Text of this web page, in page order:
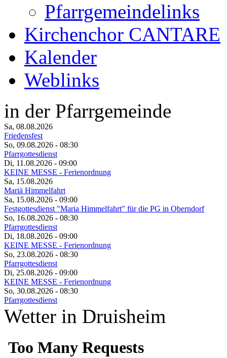
Pfarrgemeindelinks
Kirchenchor CANTARE
Kalender
Weblinks
in der Pfarrgemeinde
Sa, 08.08.2026
Friedensfest
So, 09.08.2026 - 08:30
Pfarrgottesdienst
Di, 11.08.2026 - 09:00
KEINE MESSE - Ferienordnung
Sa, 15.08.2026
Mariä Himmelfahrt
Sa, 15.08.2026 - 09:00
Festgottesdienst "Maria Himmelfahrt" für die PG in Oberndorf
So, 16.08.2026 - 08:30
Pfarrgottesdienst
Di, 18.08.2026 - 09:00
KEINE MESSE - Ferienordnung
So, 23.08.2026 - 08:30
Pfarrgottesdienst
Di, 25.08.2026 - 09:00
KEINE MESSE - Ferienordnung
So, 30.08.2026 - 08:30
Pfarrgottesdienst
Wetter in Druisheim